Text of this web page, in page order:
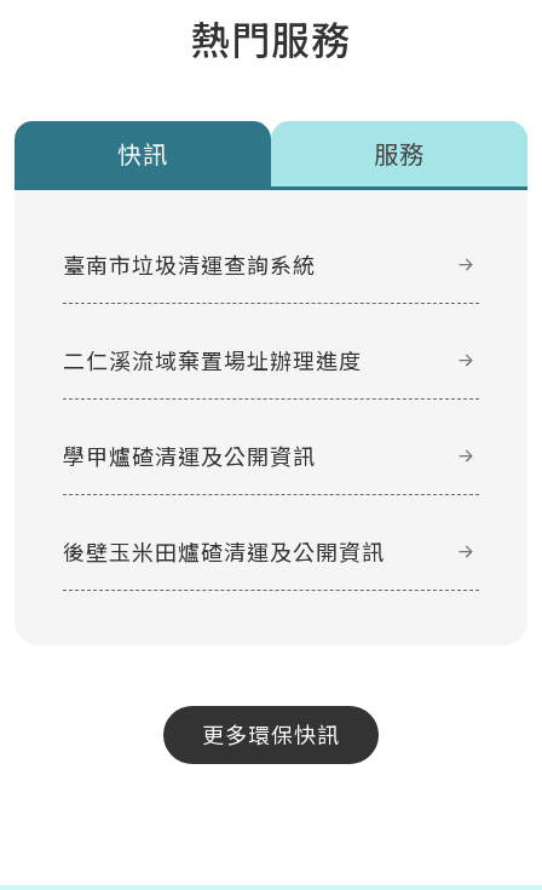
熱門服務
快訊 服務
臺南市垃圾清運查詢系統
二仁溪流域棄置場址辦理進度
學甲爐碴清運及公開資訊
後壁玉米田爐碴清運及公開資訊
更多環保快訊